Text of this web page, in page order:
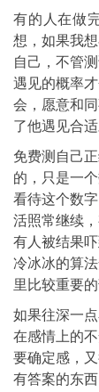
有的人在做
想，如果我
自己，不管
遇见的概率
会，愿意和
了他遇见合适
免费测自己
的，只是一
看待这个数
活照常继续
有人被结果
冷冰冰的算
里比较重要的
如果往深一
在感情上的
要确定感，
有答案的东